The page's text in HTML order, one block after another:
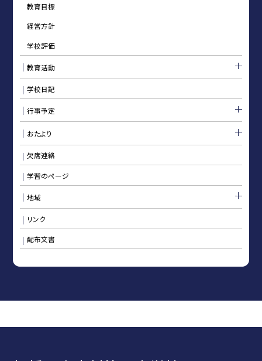
教育目標
経営方針
学校評価
教育活動
学校日記
行事予定
おたより
欠席連絡
学習のページ
地域
リンク
配布文書